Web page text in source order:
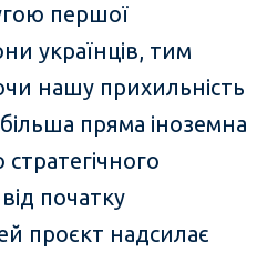
першої
українців, тим
нашу прихильність
пряма іноземна
стратегічного
початку
проєкт надсилає